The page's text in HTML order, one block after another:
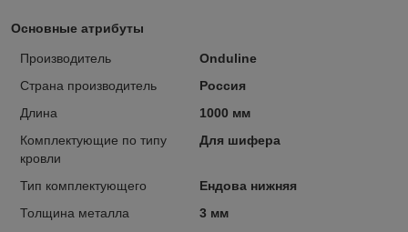
Основные атрибуты
Производитель
Onduline
Страна производитель
Россия
Длина
1000 мм
Комплектующие по типу
кровли
Для шифера
Тип комплектующего
Ендова нижняя
Толщина металла
3 мм